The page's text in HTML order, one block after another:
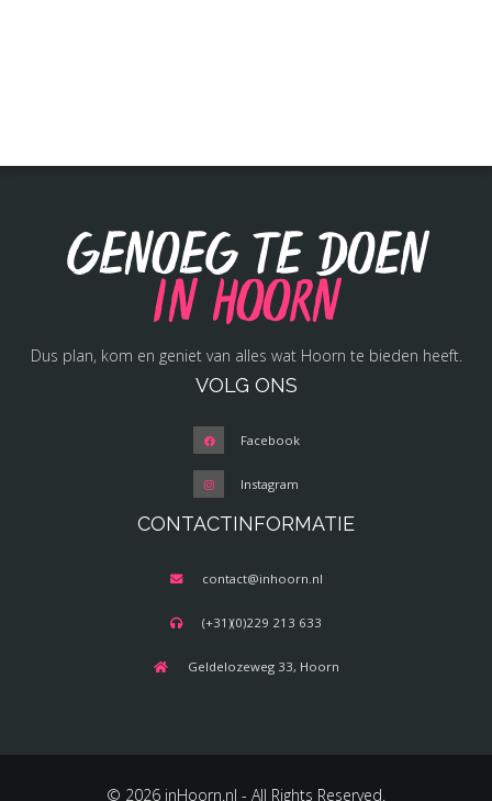
Genoeg te doen
in Hoorn
Dus plan, kom en geniet van alles wat Hoorn te bieden heeft.
VOLG ONS
Facebook
Instagram
CONTACTINFORMATIE
contact@inhoorn.nl
(+31)(0)229 213 633
Geldelozeweg 33, Hoorn
© 2026 inHoorn.nl - All Rights Reserved.